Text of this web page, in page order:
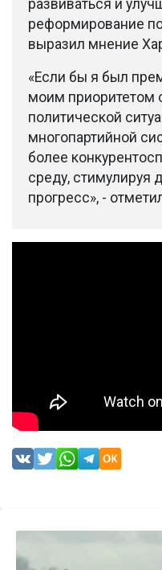
развиваться и
реформирование
выразил мнение
«Если бы я был
моим приоритетом
политической
многопартийной
более
среду, стимулируя
прогресс», -